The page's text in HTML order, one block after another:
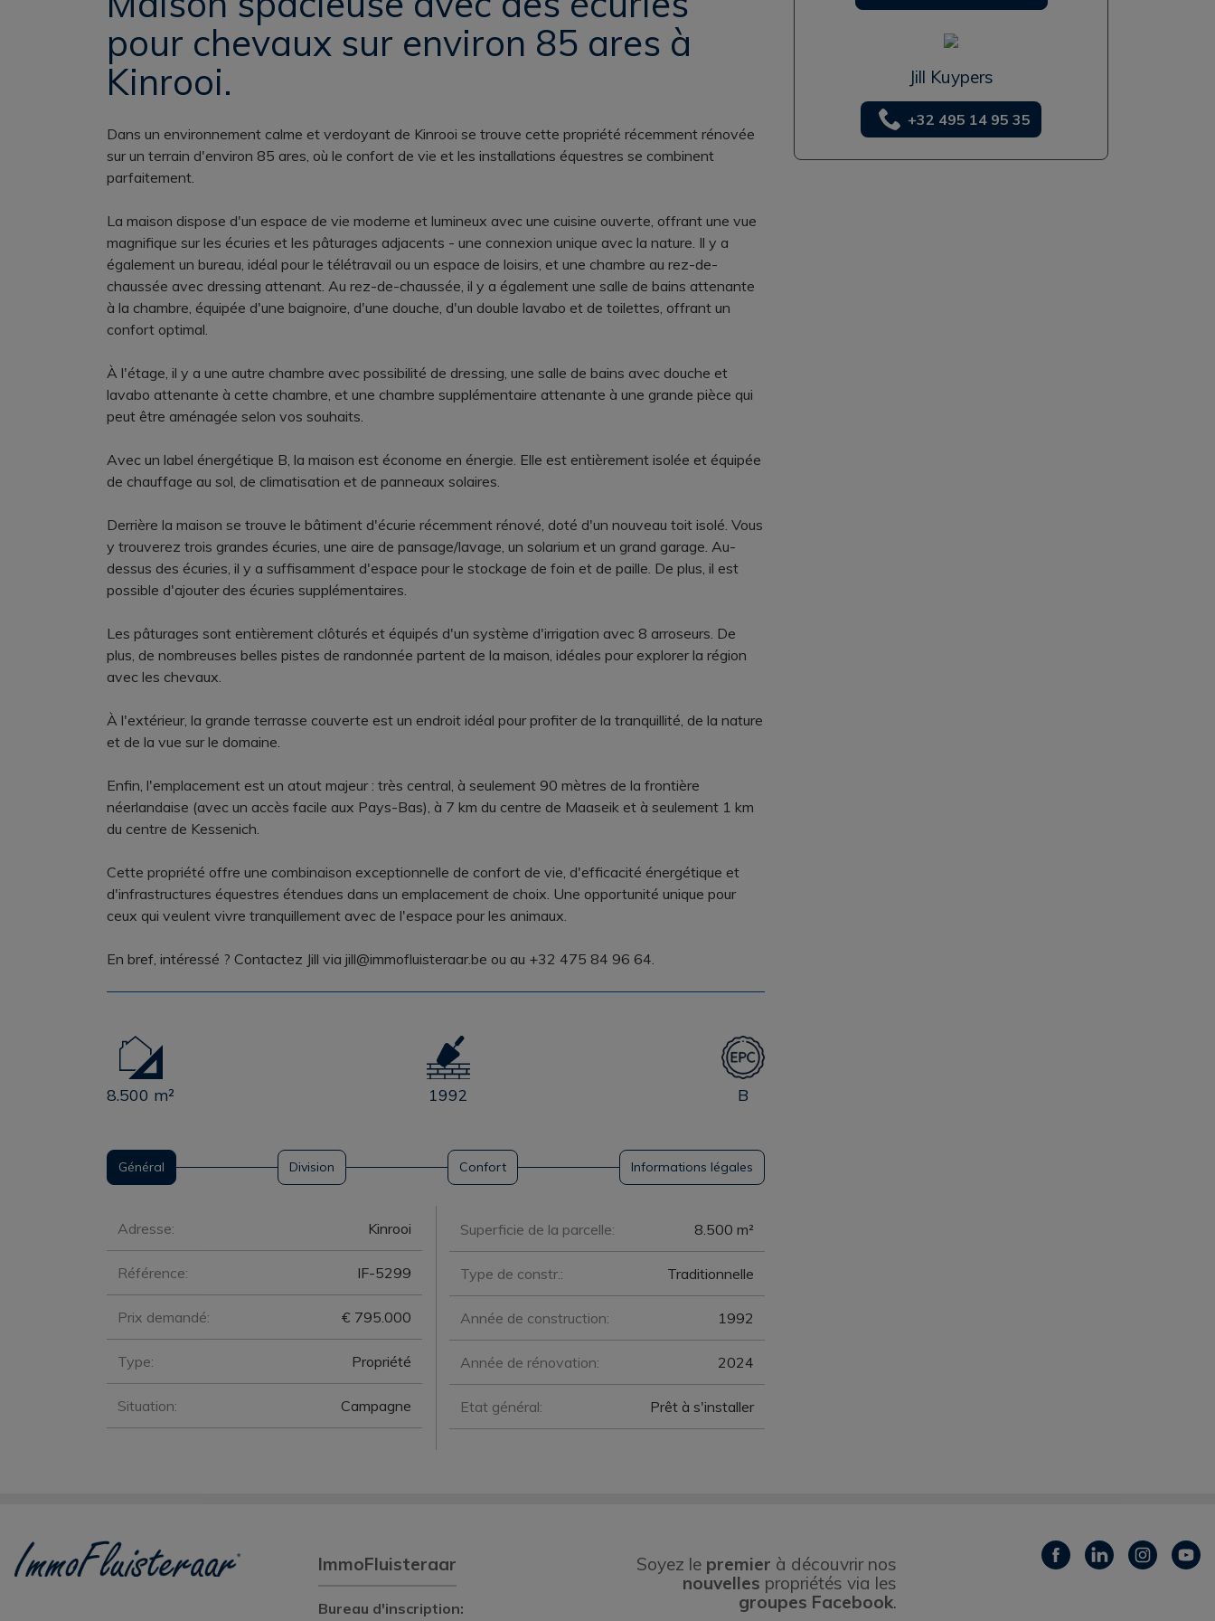
pour chevaux sur environ 85 ares à
Kinrooi.
Dans un environnement calme et verdoyant de Kinrooi se trouve cette propriété récemment rénovée
sur un terrain d'environ 85 ares, où le confort de vie et les installations équestres se combinent
parfaitement.
La maison dispose d'un espace de vie moderne et lumineux avec une cuisine ouverte, offrant une vue
magnifique sur les écuries et les pâturages adjacents - une connexion unique avec la nature. Il y a
également un bureau, idéal pour le télétravail ou un espace de loisirs, et une chambre au rez-de-
chaussée avec dressing attenant. Au rez-de-chaussée, il y a également une salle de bains attenante
à la chambre, équipée d'une baignoire, d'une douche, d'un double lavabo et de toilettes, offrant un
confort optimal.
À l'étage, il y a une autre chambre avec possibilité de dressing, une salle de bains avec douche et
lavabo attenante à cette chambre, et une chambre supplémentaire attenante à une grande pièce qui
peut être aménagée selon vos souhaits.
Avec un label énergétique B, la maison est économe en énergie. Elle est entièrement isolée et équipée
de chauffage au sol, de climatisation et de panneaux solaires.
Derrière la maison se trouve le bâtiment d'écurie récemment rénové, doté d'un nouveau toit isolé. Vous
y trouverez trois grandes écuries, une aire de pansage/lavage, un solarium et un grand garage. Au-
dessus des écuries, il y a suffisamment d'espace pour le stockage de foin et de paille. De plus, il est
possible d'ajouter des écuries supplémentaires.
Les pâturages sont entièrement clôturés et équipés d'un système d'irrigation avec 8 arroseurs. De
plus, de nombreuses belles pistes de randonnée partent de la maison, idéales pour explorer la région
avec les chevaux.
À l'extérieur, la grande terrasse couverte est un endroit idéal pour profiter de la tranquillité, de la nature
et de la vue sur le domaine.
Enfin, l'emplacement est un atout majeur : très central, à seulement 90 mètres de la frontière
néerlandaise (avec un accès facile aux Pays-Bas), à 7 km du centre de Maaseik et à seulement 1 km
du centre de Kessenich.
Cette propriété offre une combinaison exceptionnelle de confort de vie, d'efficacité énergétique et
d'infrastructures équestres étendues dans un emplacement de choix. Une opportunité unique pour
ceux qui veulent vivre tranquillement avec de l'espace pour les animaux.
En bref, intéressé ? Contactez Jill via jill@immofluisteraar.be ou au +32 475 84 96 64.
8.500 m² 1992 B
Jill Kuypers
+32 495 14 95 35
Général Division Confort Informations légales
Général
Adresse: Kinrooi
Référence: IF-5299
Prix demandé: € 795.000
Type: Propriété
Situation: Campagne
Superficie de la parcelle: 8.500 m²
Type de constr.: Traditionnelle
Année de construction: 1992
Année de rénovation: 2024
Etat général: Prêt à s'installer
ImmoFluisteraar
Bureau d'inscription:
Soyez le premier à découvrir nos
nouvelles propriétés via les
groupes Facebook.